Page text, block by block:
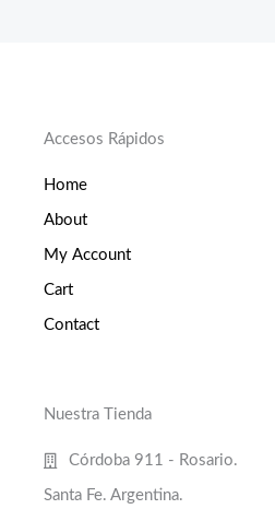
Accesos Rápidos
Home
About
My Account
Cart
Contact
Nuestra Tienda
Córdoba 911 - Rosario.
Santa Fe. Argentina.